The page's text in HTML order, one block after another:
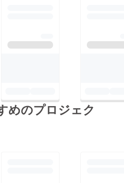
めのプロジェク